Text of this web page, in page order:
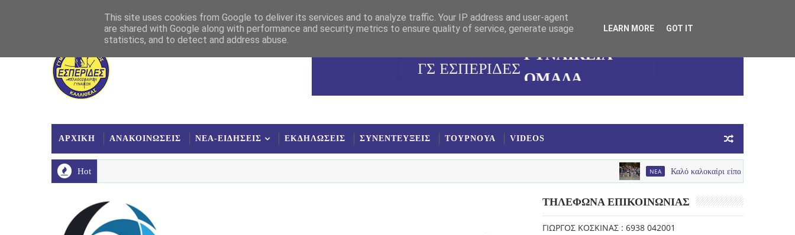
ΓΣ ΕΣΠΕΡΙΔΕΣ
ΚΑΛΛΙΘΕΑΣ
ΟΜΑΔΑ
ΜΠΑΣΚΕΤ
ΑΡΧΙΚΗ ΑΝΑΚΟΙΝΩΣΕΙΣ ΝΕΑ-ΕΙΔΗΣΕΙΣ ΕΚΔΗΛΩΣΕΙΣ ΣΥΝΕΝΤΕΥΞΕΙΣ ΤΟΥΡΝΟΥΑ VIDEOS
Hot NEA Καλό καλοκαίρι είπαν με παλμό , χαμόγελα και
ΤΗΛΕΦΩΝΑ ΕΠΙΚΟΙΝΩΝΙΑΣ
ΓΙΩΡΓΟΣ ΚΟΣΚΙΝΑΣ : 6938 042001
This site uses cookies from Google to deliver its services and to analyze traffic. Your IP address and user-agent
are shared with Google along with performance and security metrics to ensure quality of service, generate usage
statistics, and to detect and address abuse.
LEARN MORE GOT IT